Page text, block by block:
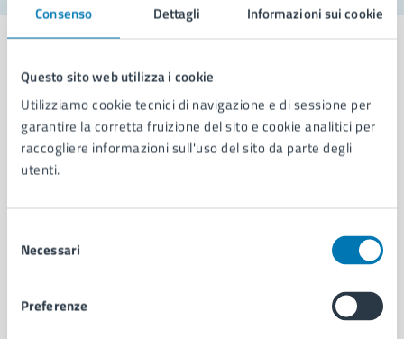
Consenso Dettagli Informazioni sui cookie
Questo sito web utilizza i cookie
Utilizziamo cookie tecnici di navigazione e di sessione per
garantire la corretta fruizione del sito e cookie analitici per
raccogliere informazioni sull'uso del sito da parte degli
utenti.
delNecessari
Preferenze
Comune di Napoli
AMMINISTRAZIONE
Municipalità
Uffici
Politici